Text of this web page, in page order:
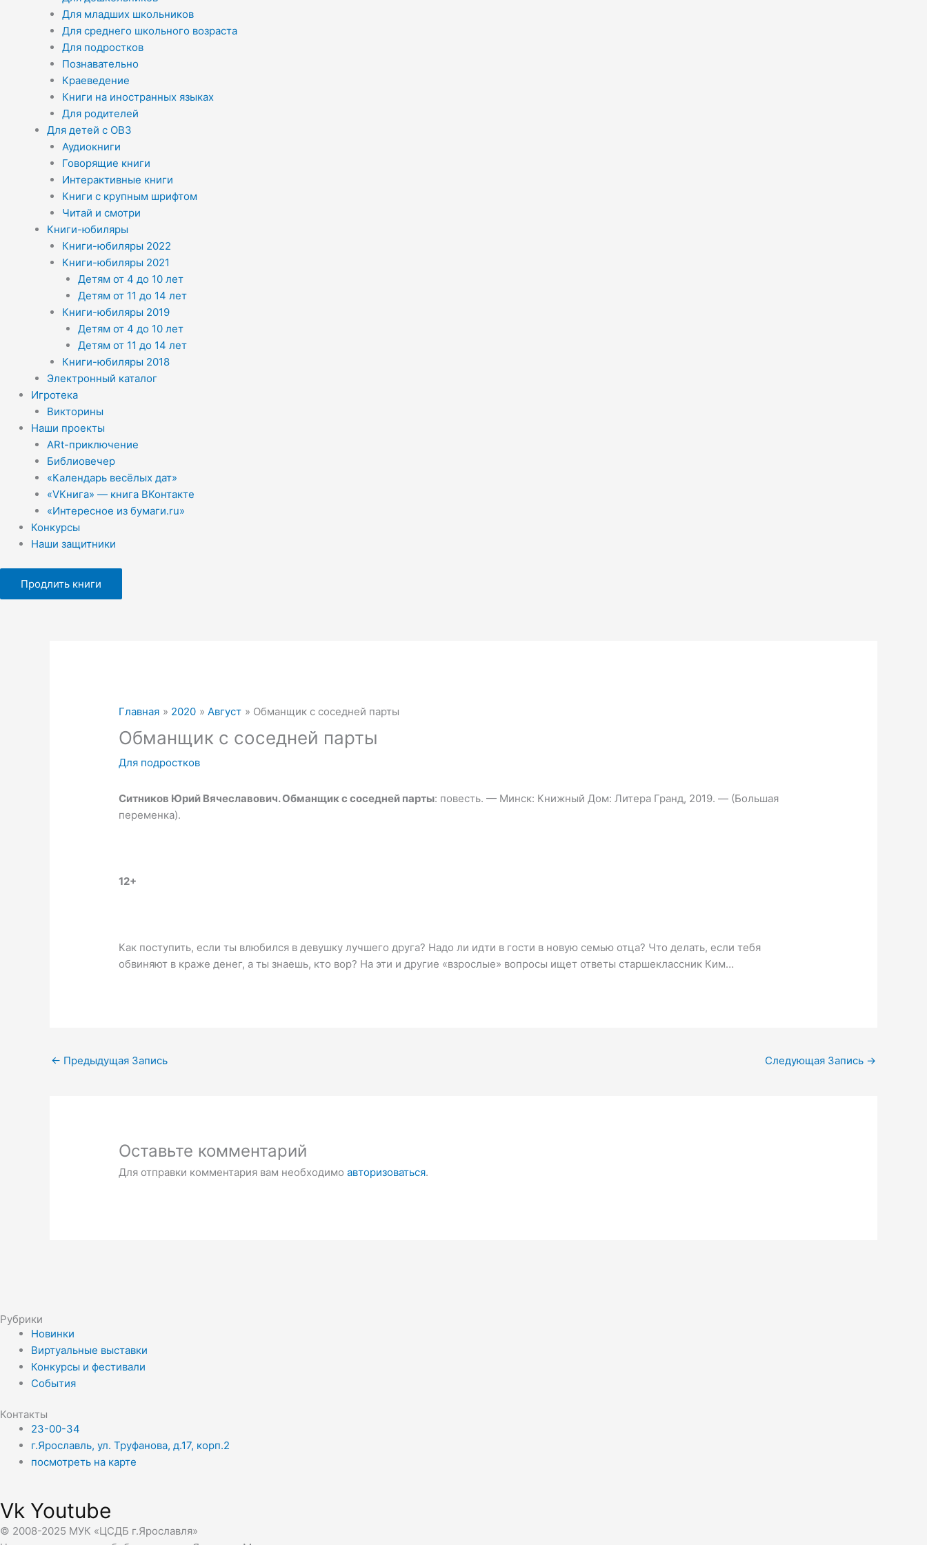
Для младших школьников
Для среднего школьного возраста
Для подростков
Познавательно
Краеведение
Книги на иностранных языках
Для родителей
Для детей с ОВЗ
Аудиокниги
Говорящие книги
Интерактивные книги
Книги с крупным шрифтом
Читай и смотри
Книги-юбиляры
Книги-юбиляры 2022
Книги-юбиляры 2021
Детям от 4 до 10 лет
Детям от 11 до 14 лет
Книги-юбиляры 2019
Детям от 4 до 10 лет
Детям от 11 до 14 лет
Книги-юбиляры 2018
Электронный каталог
Игротека
Викторины
Наши проекты
ARt-приключение
Библиовечер
«Календарь весёлых дат»
«VКнига» — книга ВКонтакте
«Интересное из бумаги.ru»
Конкурсы
Наши защитники
Продлить книги
Главная 2020 Август Обманщик с соседней парты
Обманщик с соседней парты
Для подростков
Ситников Юрий Вячеславович. Обманщик с соседней парты: повесть. — Минск: Книжный Дом: Литера Гранд, 2019. — (Большая
переменка).
12+
Как поступить, если ты влюбился в девушку лучшего друга? Надо ли идти в гости в новую семью отца? Что делать, если тебя
обвиняют в краже денег, а ты знаешь, кто вор? На эти и другие «взрослые» вопросы ищет ответы старшеклассник Ким…
← Предыдущая Запись Следующая Запись →
Оставьте комментарий
Для отправки комментария вам необходимоавторизоваться.
Рубрики
Новинки
Виртуальные выставки
Конкурсы и фестивали
События
Контакты
23-00-34
г.Ярославль, ул. Труфанова, д.17, корп.2
посмотреть на карте
Vk Youtube
© 2008-2025 МУК «ЦСДБ г.Ярославля»